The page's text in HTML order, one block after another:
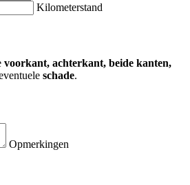
Kilometerstand
voorkant, achterkant, beide kanten,
schade.
Opmerkingen